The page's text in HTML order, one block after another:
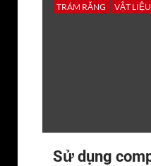
TRÁM RĂNG
VẬT LIỆU
Sử dụng